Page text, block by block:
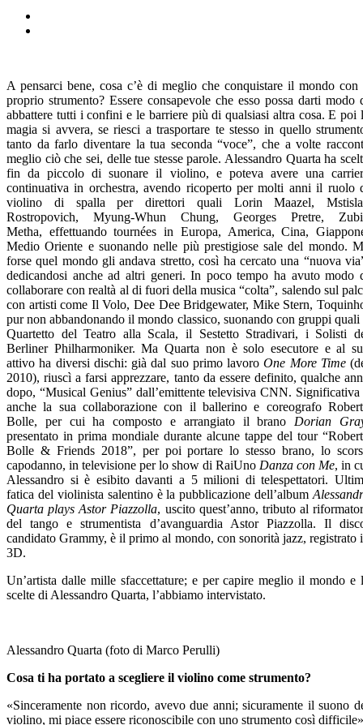
A pensarci bene, cosa c’è di meglio che conquistare il mondo con
proprio strumento? Essere consapevole che esso possa darti modo
abbattere tutti i confini e le barriere più di qualsiasi altra cosa. E poi
magia si avvera, se riesci a trasportare te stesso in quello
tanto da farlo diventare la tua seconda “voce”, che a volte
meglio ciò che sei, delle tue stesse parole. Alessandro Quarta ha
fin da piccolo di suonare il violino, e poteva avere una
continuativa in orchestra, avendo ricoperto per molti anni il ruolo
violino di spalla per direttori quali Lorin Maazel,
Rostropovich, Myung-Whun Chung, Georges Pretre,
Metha, effettuando tournées in Europa, America, Cina,
Medio Oriente e suonando nelle più prestigiose sale del mondo.
forse quel mondo gli andava stretto, così ha cercato una “nuova
dedicandosi anche ad altri generi. In poco tempo ha avuto modo
collaborare con realtà al di fuori della musica “colta”, salendo sul
con artisti come Il Volo, Dee Dee Bridgewater, Mike Stern,
pur non abbandonando il mondo classico, suonando con gruppi
Quartetto del Teatro alla Scala, il Sestetto Stradivari, i Solisti
Berliner Philharmoniker. Ma Quarta non è solo esecutore e al
attivo ha diversi dischi: già dal suo primo lavoroOne More Time
2010), riuscì a farsi apprezzare, tanto da essere definito, qualche
dopo, “Musical Genius” dall’emittente televisiva CNN. Significativa
anche la sua collaborazione con il ballerino e coreografo
Bolle, per cui ha composto e arrangiato il brano Dorian
presentato in prima mondiale durante alcune tappe del tour
Bolle & Friends 2018”, per poi portare lo stesso brano, lo
capodanno, in televisione per lo show di RaiUno Danza con Me, in
Alessandro si è esibito davanti a 5 milioni di telespettatori.
fatica del violinista salentino è la pubblicazione dell’album
Quarta plays Astor Piazzolla, uscito quest’anno, tributo al
del tango e strumentista d’avanguardia Astor Piazzolla. Il
candidato Grammy, è il primo al mondo, con sonorità jazz, registrato
3D.
Un’artista dalle mille sfaccettature; e per capire meglio il mondo e
scelte di Alessandro Quarta, l’abbiamo intervistato.
Alessandro Quarta (foto di Marco Perulli)
Cosa ti ha portato a scegliere il violino come strumento?
«Sinceramente non ricordo, avevo due anni; sicuramente il suono
violino, mi piace essere riconoscibile con uno strumento così